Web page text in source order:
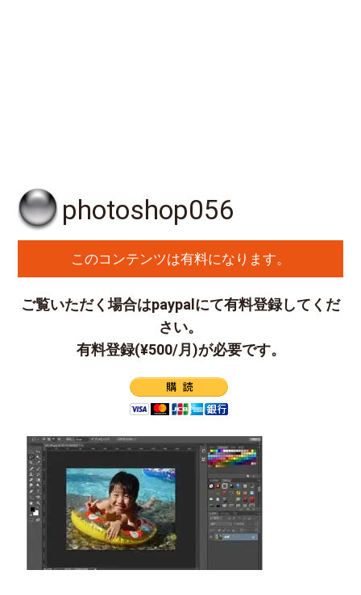
photoshop056
このコンテンツは有料になります。
ご覧いただく場合はpaypalにて有料登録してくだ
さい。
有料登録(¥500/月)が必要です。